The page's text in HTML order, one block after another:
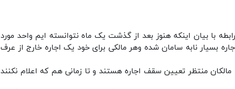
با بیان اینکه هنوز بعد از گذشت یک ماه نتوانسته ایم واحد مورد
بسیار نابه سامان شده وهر مالکی برای خود یک اجاره خارج از عرف
مالکان منتظر تعیین سقف اجاره هستند و تا زمانی هم که اعلام نکنند